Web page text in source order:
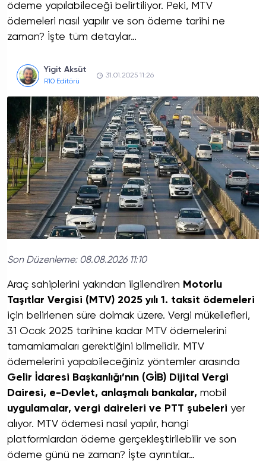
ödeme yapılabileceği belirtiliyor. Peki, MTV
ödemeleri nasıl yapılır ve son ödeme tarihi ne
zaman? İşte tüm detaylar…
Yigit Aksüt
R10 Editörü
31.01.2025 11:26
Son Düzenleme: 08.08.2026 11:10
Araç sahiplerini yakından ilgilendiren Motorlu
Taşıtlar Vergisi (MTV) 2025 yılı 1. taksit ödemeleri
için belirlenen süre dolmak üzere. Vergi mükellefleri,
31 Ocak 2025 tarihine kadar MTV ödemelerini
tamamlamaları gerektiğini bilmelidir. MTV
ödemelerini yapabileceğiniz yöntemler arasında
Gelir İdaresi Başkanlığı’nın (GİB) Dijital Vergi
Dairesi, e-Devlet, anlaşmalı bankalar, mobil
uygulamalar, vergi daireleri ve PTT şubeleri yer
alıyor. MTV ödemesi nasıl yapılır, hangi
platformlardan ödeme gerçekleştirilebilir ve son
ödeme günü ne zaman? İşte ayrıntılar…